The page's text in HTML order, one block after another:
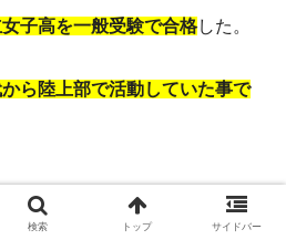
子高を一般受験で合格した。
ら陸上部で活動していた事で
ら幼い頃から旅館の女将さんに
検索 トップ サイドバー